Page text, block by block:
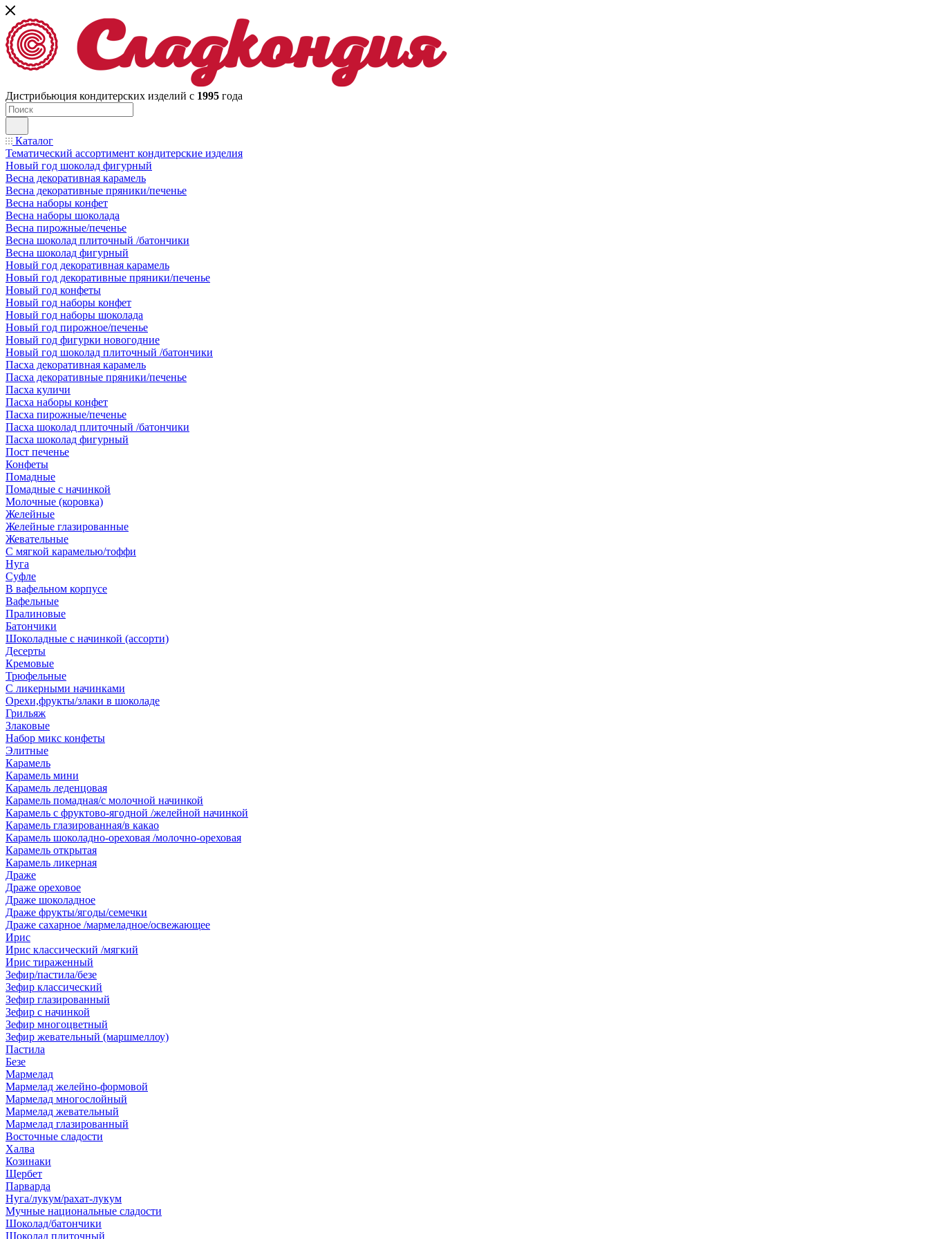
Дистрибьюция кондитерских изделий с 1995 года
Каталог
Тематический ассортимент кондитерские изделия
Новый год шоколад фигурный
Весна декоративная карамель
Весна декоративные пряники/печенье
Весна наборы конфет
Весна наборы шоколада
Весна пирожные/печенье
Весна шоколад плиточный /батончики
Весна шоколад фигурный
Новый год декоративная карамель
Новый год декоративные пряники/печенье
Новый год конфеты
Новый год наборы конфет
Новый год наборы шоколада
Новый год пирожное/печенье
Новый год фигурки новогодние
Новый год шоколад плиточный /батончики
Пасха декоративная карамель
Пасха декоративные пряники/печенье
Пасха куличи
Пасха наборы конфет
Пасха пирожные/печенье
Пасха шоколад плиточный /батончики
Пасха шоколад фигурный
Пост печенье
Конфеты
Помадные
Помадные с начинкой
Молочные (коровка)
Желейные
Желейные глазированные
Жевательные
С мягкой карамелью/тоффи
Нуга
Суфле
В вафельном корпусе
Вафельные
Пралиновые
Батончики
Шоколадные с начинкой (ассорти)
Десерты
Кремовые
Трюфельные
С ликерными начинками
Орехи,фрукты/злаки в шоколаде
Грильяж
Злаковые
Набор микс конфеты
Элитные
Карамель
Карамель мини
Карамель леденцовая
Карамель помадная/с молочной начинкой
Карамель с фруктово-ягодной /желейной начинкой
Карамель глазированная/в какао
Карамель шоколадно-ореховая /молочно-ореховая
Карамель открытая
Карамель ликерная
Драже
Драже ореховое
Драже шоколадное
Драже фрукты/ягоды/семечки
Драже сахарное /мармеладное/освежающее
Ирис
Ирис классический /мягкий
Ирис тираженный
Зефир/пастила/безе
Зефир классический
Зефир глазированный
Зефир с начинкой
Зефир многоцветный
Зефир жевательный (маршмеллоу)
Пастила
Безе
Мармелад
Мармелад желейно-формовой
Мармелад многослойный
Мармелад жевательный
Мармелад глазированный
Восточные сладости
Халва
Козинаки
Щербет
Парварда
Нуга/лукум/рахат-лукум
Мучные национальные сладости
Шоколад/батончики
Шоколад плиточный